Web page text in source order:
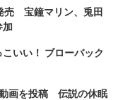
売 宝鐘マリン、兎田
加
いい！ ブローバック
画を投稿 伝説の休眠